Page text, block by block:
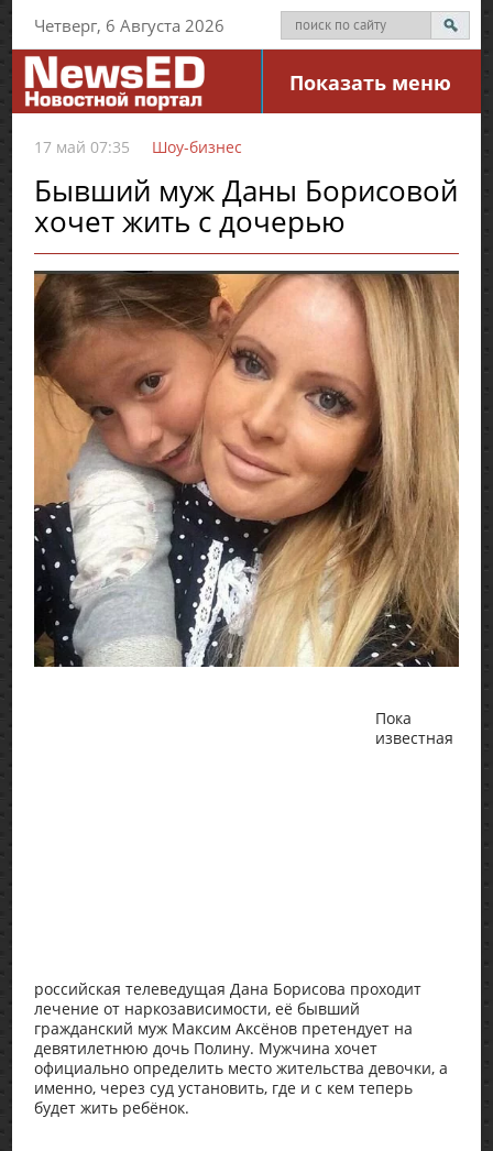
Четверг, 6 Августа 2026
Показать меню
17 май 07:35 Шоу-бизнес
Бывший муж Даны Борисовой
хочет жить с дочерью
Пока
известная
российская телеведущая Дана Борисова проходит
лечение от наркозависимости, её бывший
гражданский муж Максим Аксёнов претендует на
девятилетнюю дочь Полину. Мужчина хочет
официально определить место жительства девочки, а
именно, через суд установить, где и с кем теперь
будет жить ребёнок.